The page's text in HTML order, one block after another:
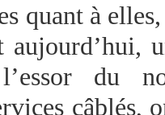
quant à
aujourd’hui,
du
câblés,